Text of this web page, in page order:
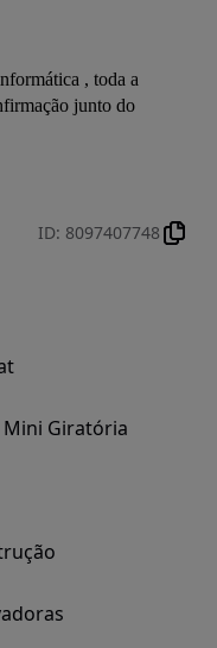
, toda a
junto do
ID: 8097407748
Mini Giratória